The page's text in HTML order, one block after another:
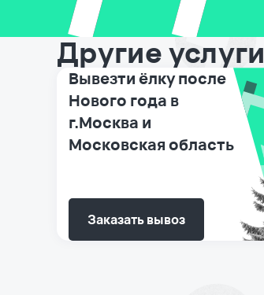
Другие услуги
Вывезти ёлку после
Нового года в
г.Москва и
Московская область
Заказать вывоз